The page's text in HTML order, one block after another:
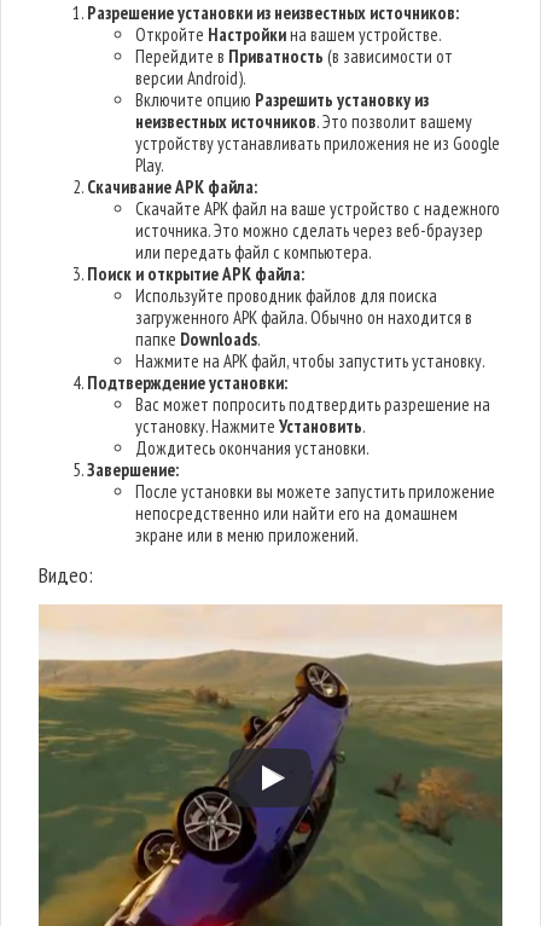
Разрешение установки из неизвестных источников:
Откройте Настройкина вашем устройстве.
Перейдите в Приватность (в зависимости от
версии Android).
Включите опцию Разрешить установку из
неизвестных источников. Это позволит вашему
устройству устанавливать приложения не из Google
Play.
Скачивание APK файла:
Скачайте APK файл на ваше устройство с надежного
источника. Это можно сделать через веб-браузер
или передать файл с компьютера.
Поиск и открытие APK файла:
Используйте проводник файлов для поиска
загруженного APK файла. Обычно он находится в
папке Downloads.
Нажмите на APK файл, чтобы запустить установку.
Подтверждение установки:
Вас может попросить подтвердить разрешение на
установку. НажмитеУстановить.
Дождитесь окончания установки.
Завершение:
После установки вы можете запустить приложение
непосредственно или найти его на домашнем
экране или в меню приложений.
Видео: